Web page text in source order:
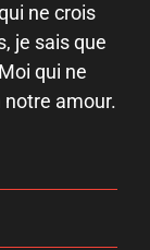
ne crois
je sais que
qui ne
amour.